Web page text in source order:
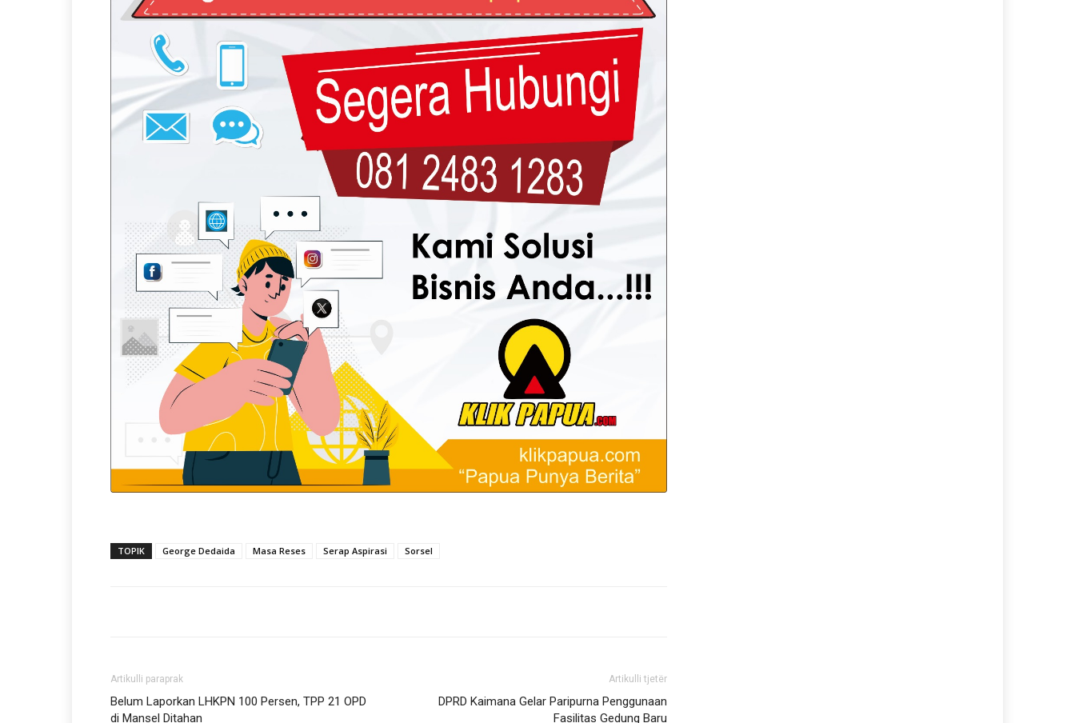
TOPIK George Dedaida Masa Reses Serap Aspirasi Sorsel
Artikulli paraprak
Belum Laporkan LHKPN 100 Persen, TPP 21 OPD
di Mansel Ditahan
Artikulli tjetër
DPRD Kaimana Gelar Paripurna Penggunaan
Fasilitas Gedung Baru